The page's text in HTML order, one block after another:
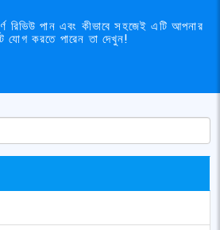
পান এবং কীভাবে সহজেই এটি আপনার
যোগ করতে পারেন তা দেখুন!